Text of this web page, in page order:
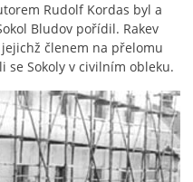
Rudolf Kordas byl a
Bludov pořídil. Rakev
členem na přelomu
se Sokoly v civilním obleku.